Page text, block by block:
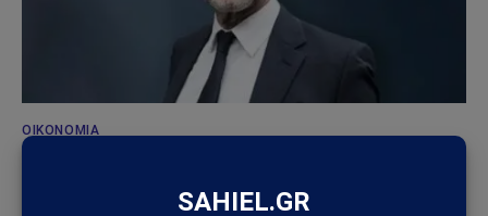
ΟΙΚΟΝΟΜΊΑ